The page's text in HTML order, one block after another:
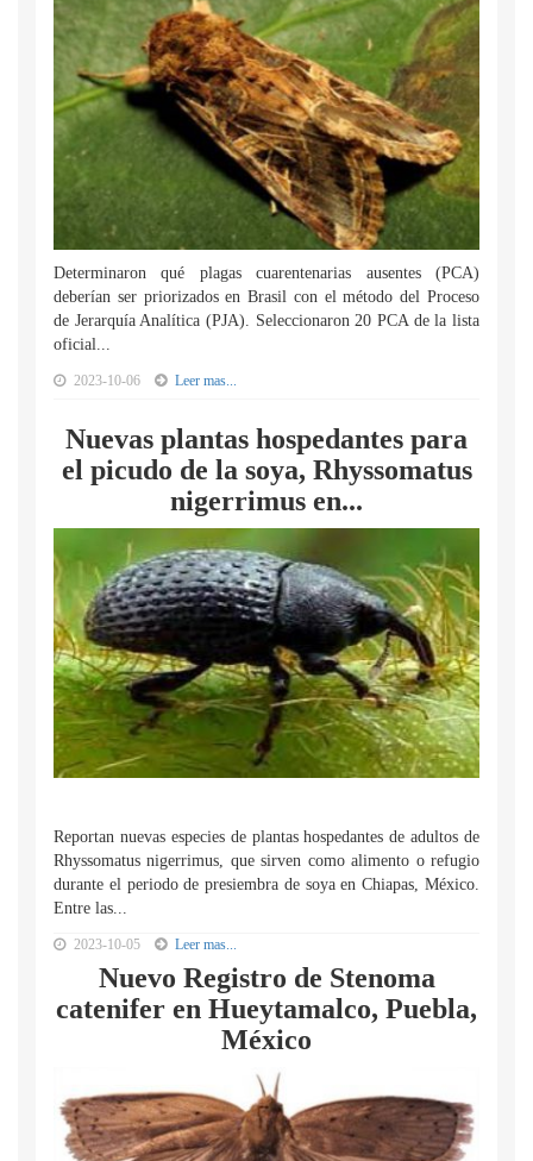
Determinaron qué plagas cuarentenarias ausentes (PCA)
deberían ser priorizados en Brasil con el método del Proceso
de Jerarquía Analítica (PJA). Seleccionaron 20 PCA de la lista
oficial...
2023-10-06 Leer mas...
Nuevas plantas hospedantes para
el picudo de la soya, Rhyssomatus
nigerrimus en...
Reportan nuevas especies de plantas hospedantes de adultos de
Rhyssomatus nigerrimus, que sirven como alimento o refugio
durante el periodo de presiembra de soya en Chiapas, México.
Entre las...
2023-10-05 Leer mas...
Nuevo Registro de Stenoma
catenifer en Hueytamalco, Puebla,
México